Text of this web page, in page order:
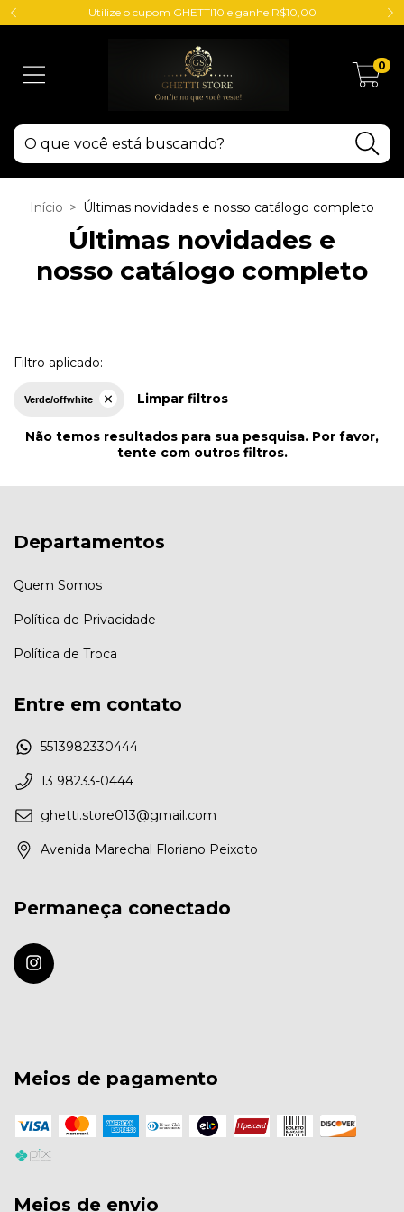
Utilize o cupom GHETTI10 e ganhe R$10,00
0
Início > Últimas novidades e nosso catálogo completo
Últimas novidades e
nosso catálogo completo
Filtro aplicado:
Verde/offwhite Limpar filtros
Não temos resultados para sua pesquisa. Por favor,
tente com outros filtros.
Departamentos
Quem Somos
Política de Privacidade
Política de Troca
Entre em contato
5513982330444
13 98233-0444
ghetti.store013@gmail.com
Avenida Marechal Floriano Peixoto
Permaneça conectado
Meios de pagamento
Meios de envio